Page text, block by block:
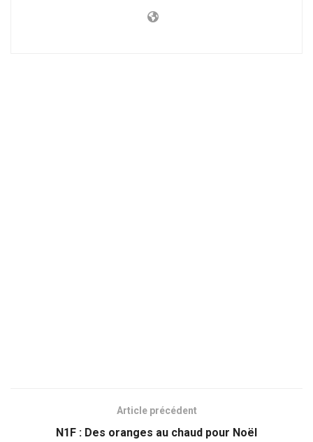
Article précédent
N1F : Des oranges au chaud pour Noël